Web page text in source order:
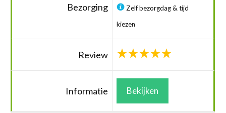
Bezorging
Zelf bezorgdag & tijd
kiezen
Review
Informatie Bekijken